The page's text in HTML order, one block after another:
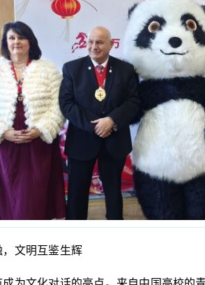
文明互鉴生辉